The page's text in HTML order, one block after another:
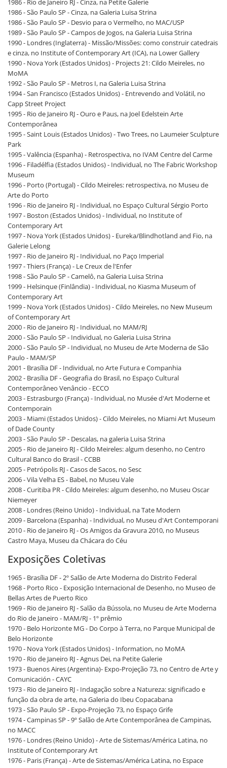
1986 - Rio de Janeiro RJ - Cinza, na Petite Galerie
1986 - São Paulo SP - Cinza, na Galeria Luisa Strina
1986 - São Paulo SP - Desvio para o Vermelho, no MAC/USP
1989 - São Paulo SP - Campos de Jogos, na Galeria Luisa Strina
1990 - Londres (Inglaterra) - Missão/Missões: como construir catedrais
e cinza, no Institute of Contemporary Art (ICA), na Lower Gallery
1990 - Nova York (Estados Unidos) - Projects 21: Cildo Meireles, no
MoMA
1992 - São Paulo SP - Metros I, na Galeria Luisa Strina
1994 - San Francisco (Estados Unidos) - Entrevendo and Volátil, no
Capp Street Project
1995 - Rio de Janeiro RJ - Ouro e Paus, na Joel Edelstein Arte
Contemporânea
1995 - Saint Louis (Estados Unidos) - Two Trees, no Laumeier Sculpture
Park
1995 - Valência (Espanha) - Retrospectiva, no IVAM Centre del Carme
1996 - Filadélfia (Estados Unidos) - Individual, no The Fabric Workshop
Museum
1996 - Porto (Portugal) - Cildo Meireles: retrospectiva, no Museu de
Arte do Porto
1996 - Rio de Janeiro RJ - Individual, no Espaço Cultural Sérgio Porto
1997 - Boston (Estados Unidos) - Individual, no Institute of
Contemporary Art
1997 - Nova York (Estados Unidos) - Eureka/Blindhotland and Fio, na
Galerie Lelong
1997 - Rio de Janeiro RJ - Individual, no Paço Imperial
1997 - Thiers (França) - Le Creux de l'Enfer
1998 - São Paulo SP - Camelô, na Galeria Luisa Strina
1999 - Helsinque (Finlândia) - Individual, no Kiasma Museum of
Contemporary Art
1999 - Nova York (Estados Unidos) - Cildo Meireles, no New Museum
of Contemporary Art
2000 - Rio de Janeiro RJ - Individual, no MAM/RJ
2000 - São Paulo SP - Individual, no Galeria Luisa Strina
2000 - São Paulo SP - Individual, no Museu de Arte Moderna de São
Paulo - MAM/SP
2001 - Brasília DF - Individual, no Arte Futura e Companhia
2002 - Brasília DF - Geografia do Brasil, no Espaço Cultural
Contemporâneo Venâncio - ECCO
2003 - Estrasburgo (França) - Individual, no Musée d'Art Moderne et
Contemporain
2003 - Miami (Estados Unidos) - Cildo Meireles, no Miami Art Museum
of Dade County
2003 - São Paulo SP - Descalas, na galeria Luisa Strina
2005 - Rio de Janeiro RJ - Cildo Meireles: algum desenho, no Centro
Cultural Banco do Brasil - CCBB
2005 - Petrópolis RJ - Casos de Sacos, no Sesc
2006 - Vila Velha ES - Babel, no Museu Vale
2008 - Curitiba PR - Cildo Meireles: algum desenho, no Museu Oscar
Niemeyer
2008 - Londres (Reino Unido) - Individual, na Tate Modern
2009 - Barcelona (Espanha) - Individual, no Museu d'Art Contemporani
2010 - Rio de Janeiro RJ - Os Amigos da Gravura 2010, no Museus
Castro Maya, Museu da Chácara do Céu
Exposições Coletivas
1965 - Brasília DF - 2º Salão de Arte Moderna do Distrito Federal
1968 - Porto Rico - Exposição Internacional de Desenho, no Museo de
Bellas Artes de Puerto Rico
1969 - Rio de Janeiro RJ - Salão da Bússola, no Museu de Arte Moderna
do Rio de Janeiro - MAM/RJ - 1º prêmio
1970 - Belo Horizonte MG - Do Corpo à Terra, no Parque Municipal de
Belo Horizonte
1970 - Nova York (Estados Unidos) - Information, no MoMA
1970 - Rio de Janeiro RJ - Agnus Dei, na Petite Galerie
1973 - Buenos Aires (Argentina)- Expo-Projeção 73, no Centro de Arte y
Comunicación - CAYC
1973 - Rio de Janeiro RJ - Indagação sobre a Natureza: significado e
função da obra de arte, na Galeria do Ibeu Copacabana
1973 - São Paulo SP - Expo-Projeção 73, no Espaço Grife
1974 - Campinas SP - 9º Salão de Arte Contemporânea de Campinas,
no MACC
1976 - Londres (Reino Unido) - Arte de Sistemas/América Latina, no
Institute of Contemporary Art
1976 - Paris (França) - Arte de Sistemas/América Latina, no Espace